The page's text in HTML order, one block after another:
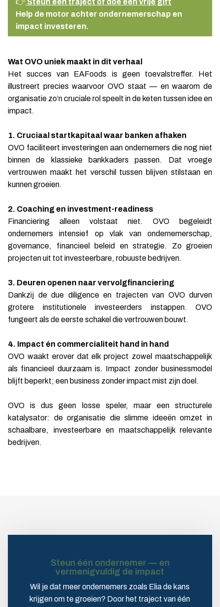
👉 Steun één traject of doe een vrije gift
Help de motor achter ondernemerschap en
impact investeren.
Wat OVO uniek maakt in dit verhaal
Het succes van EAFoods is geen toevalstreffer. Het
illustreert precies waarvoor OVO staat — en waarom de
organisatie zo’n cruciale rol speelt in de keten tussen idee en
impact.
1. Cruciaal startkapitaal waar banken afhaken
OVO faciliteert investeringen aan ondernemers die nog niet
binnen de klassieke bankkaders passen. Dat vroege
vertrouwen maakt het verschil tussen blijven stilstaan en
kunnen groeien.
2. Coaching en investment-readiness
Financiering alleen volstaat niet. OVO begeleidt
ondernemers intensief op vlak van ondernemerschap,
governance, financieel beleid en strategie. Zo groeien
projecten uit tot investeerbare, robuuste bedrijven.
3. Deuren openen naar vervolgfinanciering
Dankzij de due diligence en trajecten van OVO durven
grotere institutionele investeerders instappen. OVO
fungeert als de eerste schakel die vertrouwen bouwt.
4. Impact én commercialiteit hand in hand
OVO waakt erover dat elk project zowel maatschappelijk
als financieel duurzaam is. Impact zonder businessmodel
blijft beperkt; een business zonder impact mist zijn doel.
OVO is dus geen losse speler, maar een structurele
katalysator: de organisatie die slimme ideeën omzet in
schaalbare, investeerbare en maatschappelijk relevante
bedrijven.
Steun één ondernemer — en
vermenigvuldig de impact
Wil je dat meer ondernemers zoals Elia de kans
krijgen om te groeien? Door het traject van één